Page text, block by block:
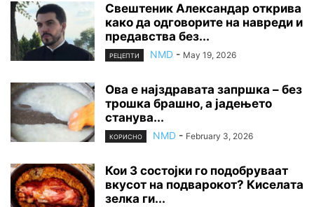
Свештеник Александар открива
како да одговорите на навреди и
предавства без...
РЕЦЕПТИ NMD - May 19, 2026
Ова е најздравата запршка – без
трошка брашно, а јадењето
станува...
КОРИСНО NMD - February 3, 2026
Кои 3 состојки го подобруваат
вкусот на подварокот? Киселата
зелка ги...